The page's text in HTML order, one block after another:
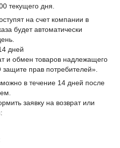
текущего дня.
на счет компании в
будет автоматически
дней
и обмен товаров надлежащего
защите прав потребителей».
в течение 14 дней после
заявку на возврат или